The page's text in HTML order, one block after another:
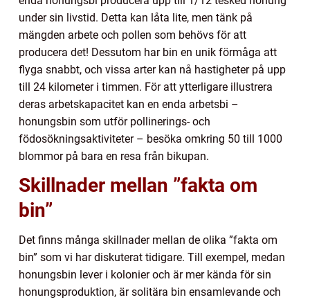
under sin livstid. Detta kan låta lite, men tänk på
mängden arbete och pollen som behövs för att
producera det! Dessutom har bin en unik förmåga att
flyga snabbt, och vissa arter kan nå hastigheter på upp
till 24 kilometer i timmen. För att ytterligare illustrera
deras arbetskapacitet kan en enda arbetsbi –
honungsbin som utför pollinerings- och
födosökningsaktiviteter – besöka omkring 50 till 1000
blommor på bara en resa från bikupan.
Skillnader mellan ”fakta om
bin”
Det finns många skillnader mellan de olika ”fakta om
bin” som vi har diskuterat tidigare. Till exempel, medan
honungsbin lever i kolonier och är mer kända för sin
honungsproduktion, är solitära bin ensamlevande och